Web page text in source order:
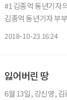
#1 김종억 동년기자의 '설레는 손주와의 첫 만남, 잊지 못할 첫 여행' 일정 40일, 미국
김종억 동년기자 부
2018-10-23 16:24
잃어버린 땅
6월 13일, 강신영,